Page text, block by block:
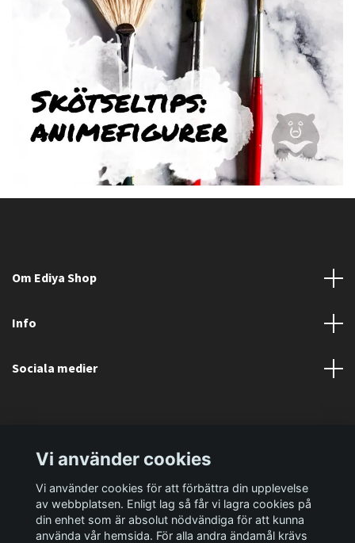
Om Ediya Shop
Info
Sociala medier
Vi använder cookies
Vi använder cookies för att förbättra din upplevelse
av webbplatsen. Enligt lag så får vi lagra cookies på
din enhet som är absolut nödvändiga för att kunna
använda vår hemsida. För alla andra ändamål krävs